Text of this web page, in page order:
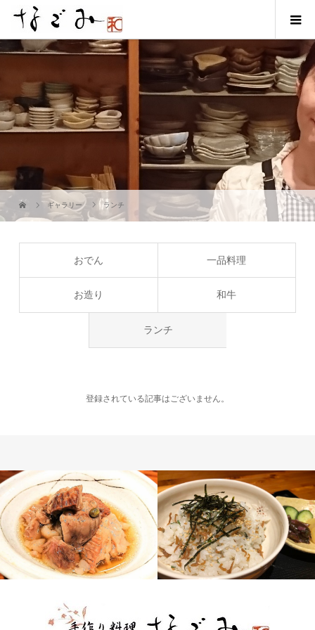
ギャラリー ランチ
おでん 一品料理
お造り 和牛
ランチ
登録されている記事はございません。